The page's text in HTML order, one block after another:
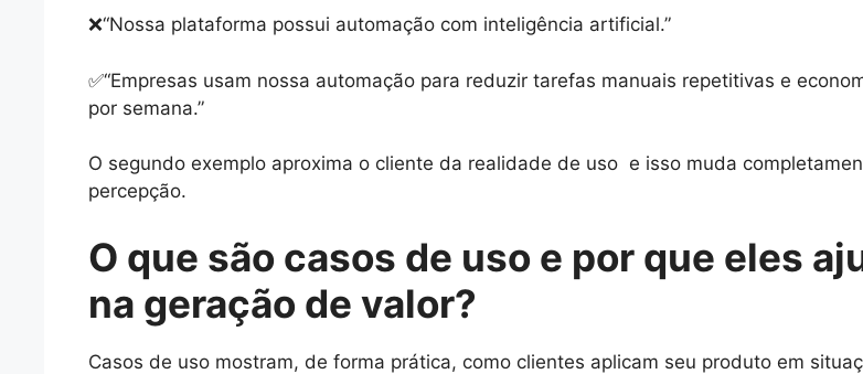
❌“Nossa plataforma possui automação com inteligência artificial.”
✅“Empresas usam nossa automação para reduzir tarefas manuais repetitivas e
por semana.”
O segundo exemplo aproxima o cliente da realidade de uso e isso muda
percepção.
O que são casos de uso e por que eles
na geração de valor?
Casos de uso mostram, de forma prática, como clientes aplicam seu produto em